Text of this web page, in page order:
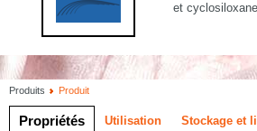
et
Produits Produit
Propriétés Utilisation Stockage et